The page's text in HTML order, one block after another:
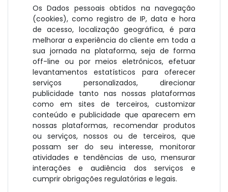
Os Dados pessoais obtidos na navegação
(cookies), como registro de IP, data e hora
de acesso, localização geográfica, é para
melhorar a experiência do cliente em toda a
sua jornada na plataforma, seja de forma
off-line ou por meios eletrônicos, efetuar
levantamentos estatísticos para oferecer
serviços personalizados, direcionar
publicidade tanto nas nossas plataformas
como em sites de terceiros, customizar
conteúdo e publicidade que aparecem em
nossas plataformas, recomendar produtos
ou serviços, nossos ou de terceiros, que
possam ser do seu interesse, monitorar
atividades e tendências de uso, mensurar
interações e audiência dos serviços e
cumprir obrigações regulatórias e legais.